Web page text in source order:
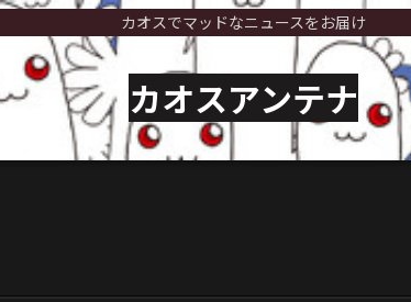
カオスでマッドなニュースをお届け
カオスアンテナ